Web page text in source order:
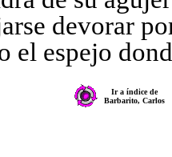
devorar
el espejo
Ir a índice de
Barbarito, Carlos